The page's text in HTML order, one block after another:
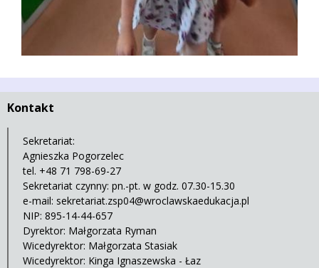
Kontakt
Sekretariat:
Agnieszka Pogorzelec
tel. +48 71 798-69-27
Sekretariat czynny: pn.-pt. w godz. 07.30-15.30
e-mail: sekretariat.zsp04@wroclawskaedukacja.pl
NIP: 895-14-44-657
Dyrektor: Małgorzata Ryman
Wicedyrektor: Małgorzata Stasiak
Wicedyrektor: Kinga Ignaszewska - Łaz